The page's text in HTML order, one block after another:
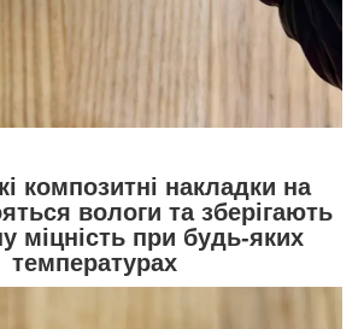
композитні накладки на
вологи та зберігають
міцність при будь-яких
температурах